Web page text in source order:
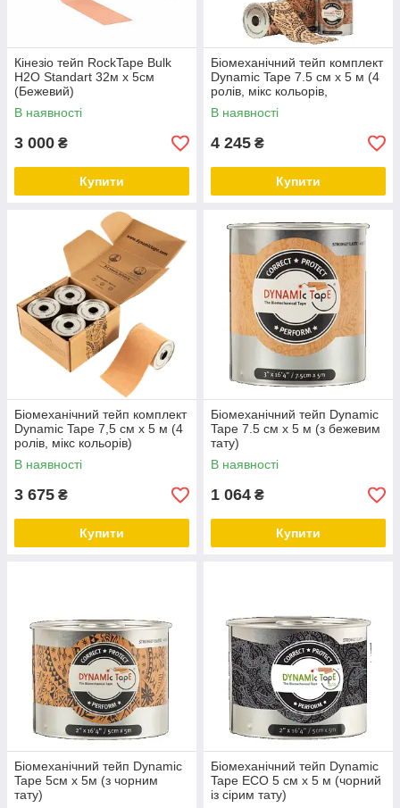
Кінезіо тейп RockTape Bulk
H2O Standart 32м x 5см
(Бежевий)
В наявності
3 000 ₴
Купити
Біомеханічний тейп комплект
Dynamic Tape 7.5 см х 5 м (4
ролів, мікс кольорів,
диспенсер)
В наявності
4 245 ₴
Купити
Біомеханічний тейп комплект
Dynamic Tape 7,5 см х 5 м (4
ролів, мікс кольорів)
В наявності
3 675 ₴
Купити
Біомеханічний тейп Dynamic
Tape 7.5 см х 5 м (з бежевим
тату)
В наявності
1 064 ₴
Купити
Біомеханічний тейп Dynamic
Tape 5см х 5м (з чорним
тату)
Біомеханічний тейп Dynamic
Tape ECO 5 см х 5 м (чорний
із сірим тату)